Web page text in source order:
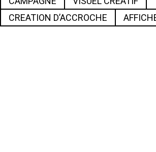
CREATION D’ACCROCHE